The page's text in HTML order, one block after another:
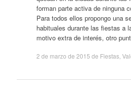
forman parte activa de ninguna
Para todos ellos propongo una
habituales durante las fiestas a
motivo extra de interés, otro
2 de marzo de 2015 de Fiestas,